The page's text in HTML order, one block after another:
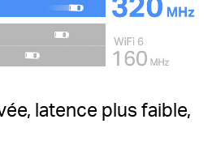
latence plus faible,